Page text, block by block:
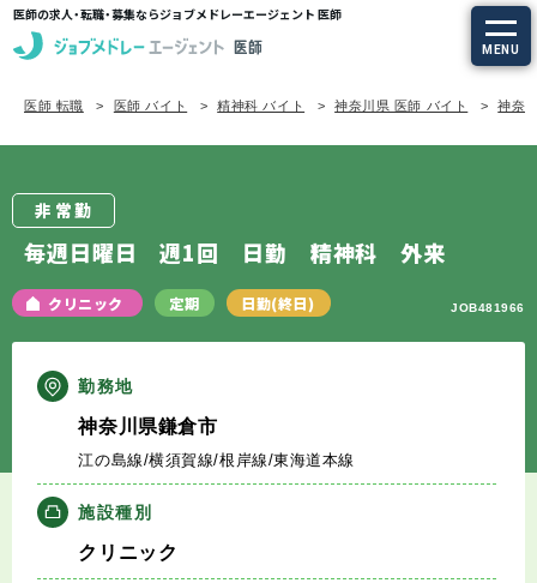
医師の求人・転職・募集ならジョブメドレーエージェント 医師
MENU
求人を探す
定期非常勤の求人
特集から探す
エージェントサービス
エージェントサービスTOP
サービスの流れ
キャリアアドバイザー紹介
医師 転職 医師 バイト 精神科 バイト 神奈川県 医師 バイト 神奈
非常勤
毎週日曜日 週1回 日勤 精神科 外来
クリニック 定期 日勤(終日) JOB481966
勤務地
神奈川県鎌倉市
江の島線/横須賀線/根岸線/東海道本線
施設種別
クリニック